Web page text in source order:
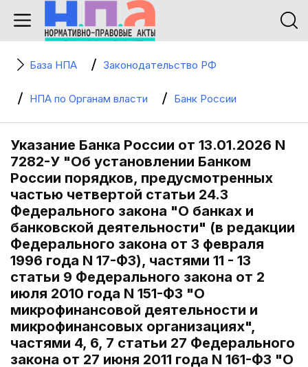
База НПА Законодательство РФ
НПА по Органам власти Банк России
Указание Банка России от 13.01.2026 N
7282-У "Об установлении Банком
России порядков, предусмотренных
частью четвертой статьи 24.3
Федерального закона "О банках и
банковской деятельности" (в редакции
Федерального закона от 3 февраля
1996 года N 17-ФЗ), частями 11 - 13
статьи 9 Федерального закона от 2
июля 2010 года N 151-ФЗ "О
микрофинансовой деятельности и
микрофинансовых организациях",
частями 4, 6, 7 статьи 27 Федерального
закона от 27 июня 2011 года N 161-ФЗ "О